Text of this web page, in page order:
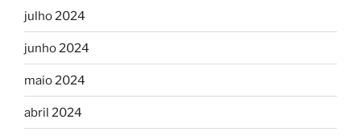
julho 2024
junho 2024
maio 2024
abril 2024